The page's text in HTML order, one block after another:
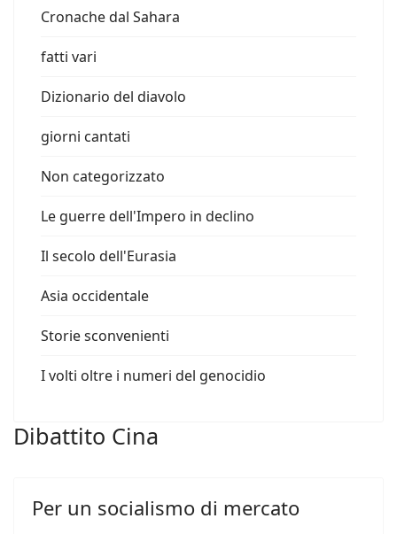
Cronache dal Sahara
fatti vari
Dizionario del diavolo
giorni cantati
Non categorizzato
Le guerre dell'Impero in declino
Il secolo dell'Eurasia
Asia occidentale
Storie sconvenienti
I volti oltre i numeri del genocidio
Dibattito Cina
Per un socialismo di mercato